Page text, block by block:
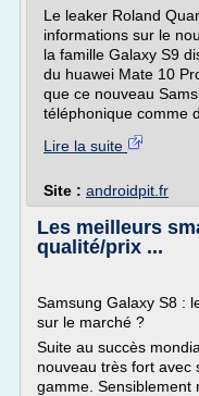
Le leaker Roland
informations sur le
la famille Galaxy S9
du huawei Mate 10
que ce nouveau
téléphonique comme
Lire la suite
Site : androidpit.fr
Les meilleurs
qualité/prix ...
Samsung Galaxy S8 :
sur le marché ?
Suite au succès
nouveau très fort avec
gamme. Sensiblement